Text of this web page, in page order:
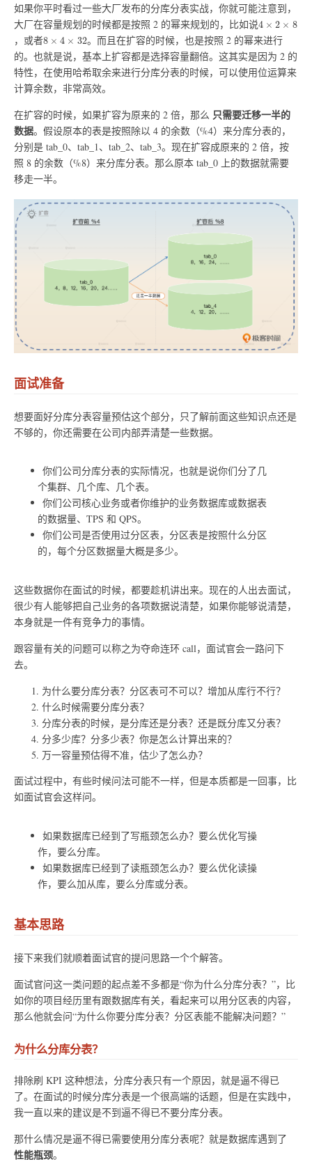
如果你平时看过一些大厂发布的分库分表实战，你就可能注意到，
大厂在容量规划的时候都是按照 2 的幂来规划的，比如说4 × 2 × 8
4 ×2 ×8
，或者8 × 4 × 32
8 ×4 × 32
。而且在扩容的时候，也是按照 2 的幂来进行
的。也就是说，基本上扩容都是选择容量翻倍。这其实是因为 2 的
特性，在使用哈希取余来进行分库分表的时候，可以使用位运算来
计算余数，非常高效。
在扩容的时候，如果扩容为原来的 2 倍，那么 只需要迁移一半的
数据。假设原本的表是按照除以 4 的余数（%4）来分库分表的，
分别是 tab_0、tab_1、tab_2、tab_3。现在扩容成原来的 2 倍，按
照 8 的余数（%8）来分库分表。那么原本 tab_0 上的数据就需要
移走一半。
面试准备
想要面好分库分表容量预估这个部分，只了解前面这些知识点还是
不够的，你还需要在公司内部弄清楚一些数据。
你们公司分库分表的实际情况，也就是说你们分了几
个集群、几个库、几个表。
你们公司核心业务或者你维护的业务数据库或数据表
的数据量、TPS 和 QPS。
你们公司是否使用过分区表，分区表是按照什么分区
的，每个分区数据量大概是多少。
这些数据你在面试的时候，都要趁机讲出来。现在的人出去面试，
很少有人能够把自己业务的各项数据说清楚，如果你能够说清楚，
本身就是一件有竞争力的事情。
跟容量有关的问题可以称之为夺命连环 call，面试官会一路问下
去。
为什么要分库分表？分区表可不可以？增加从库行不行？
什么时候需要分库分表？
分库分表的时候，是分库还是分表？还是既分库又分表？
分多少库？分多少表？你是怎么计算出来的？
万一容量预估得不准，估少了怎么办？
面试过程中，有些时候问法可能不一样，但是本质都是一回事，比
如面试官会这样问。
如果数据库已经到了写瓶颈怎么办？要么优化写操
作，要么分库。
如果数据库已经到了读瓶颈怎么办？要么优化读操
作，要么加从库，要么分库或分表。
基本思路
接下来我们就顺着面试官的提问思路一个个解答。
面试官问这一类问题的起点差不多都是“你为什么分库分表？”，比
如你的项目经历里有跟数据库有关，看起来可以用分区表的内容，
那么他就会问“为什么你要分库分表？分区表能不能解决问题？”
为什么分库分表？
排除刷 KPI 这种想法，分库分表只有一个原因，就是逼不得已
了。在面试的时候分库分表是一个很高端的话题，但是在实践中，
我一直以来的建议是不到逼不得已不要分库分表。
那什么情况是逼不得已需要使用分库分表呢？就是数据库遇到了
性能瓶颈。